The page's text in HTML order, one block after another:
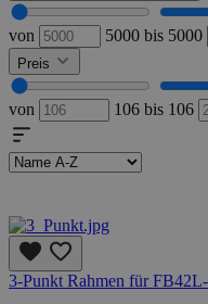
von 5000 bis 5000
Preis
von 106 bis 106
3-Punkt Rahmen für